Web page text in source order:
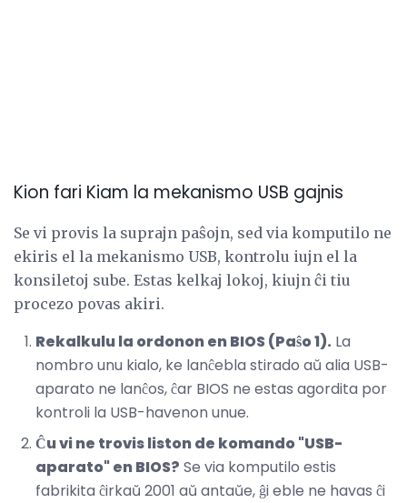
Kion fari Kiam la mekanismo USB gajnis
Se vi provis la suprajn paŝojn, sed via komputilo ne
ekiris el la mekanismo USB, kontrolu iujn el la
konsiletoj sube. Estas kelkaj lokoj, kiujn ĉi tiu
procezo povas akiri.
Rekalkulu la ordonon en BIOS (Paŝo 1). La
nombro unu kialo, ke lanĉebla stirado aŭ alia USB-
aparato ne lanĉos, ĉar BIOS ne estas agordita por
kontroli la USB-havenon unue.
Ĉu vi ne trovis liston de komando "USB-
aparato" en BIOS? Se via komputilo estis
fabrikita ĉirkaŭ 2001 aŭ antaŭe, ĝi eble ne havas ĉi